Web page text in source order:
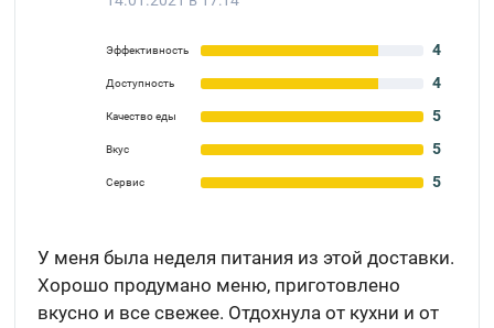
Эффективность 4
Доступность 4
Качество еды 5
Вкус 5
Сервис 5
У меня была неделя питания из этой доставки.
Хорошо продумано меню, приготовлено
вкусно и все свежее. Отдохнула от кухни и от